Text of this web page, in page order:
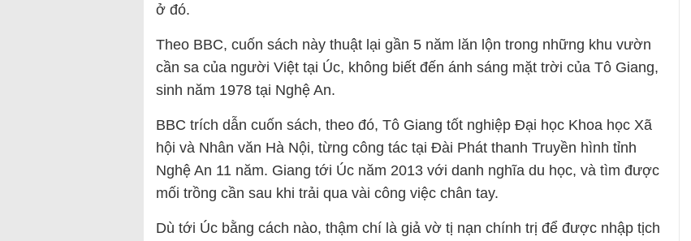
ở đó.
Theo BBC, cuốn sách này thuật lại gần 5 năm lăn lộn trong những khu vườn
cần sa của người Việt tại Úc, không biết đến ánh sáng mặt trời của Tô Giang,
sinh năm 1978 tại Nghệ An.
BBC trích dẫn cuốn sách, theo đó, Tô Giang tốt nghiệp Đại học Khoa học Xã
hội và Nhân văn Hà Nội, từng công tác tại Đài Phát thanh Truyền hình tỉnh
Nghệ An 11 năm. Giang tới Úc năm 2013 với danh nghĩa du học, và tìm được
mối trồng cần sau khi trải qua vài công việc chân tay.
Dù tới Úc bằng cách nào, thậm chí là giả vờ tị nạn chính trị để được nhập tịch